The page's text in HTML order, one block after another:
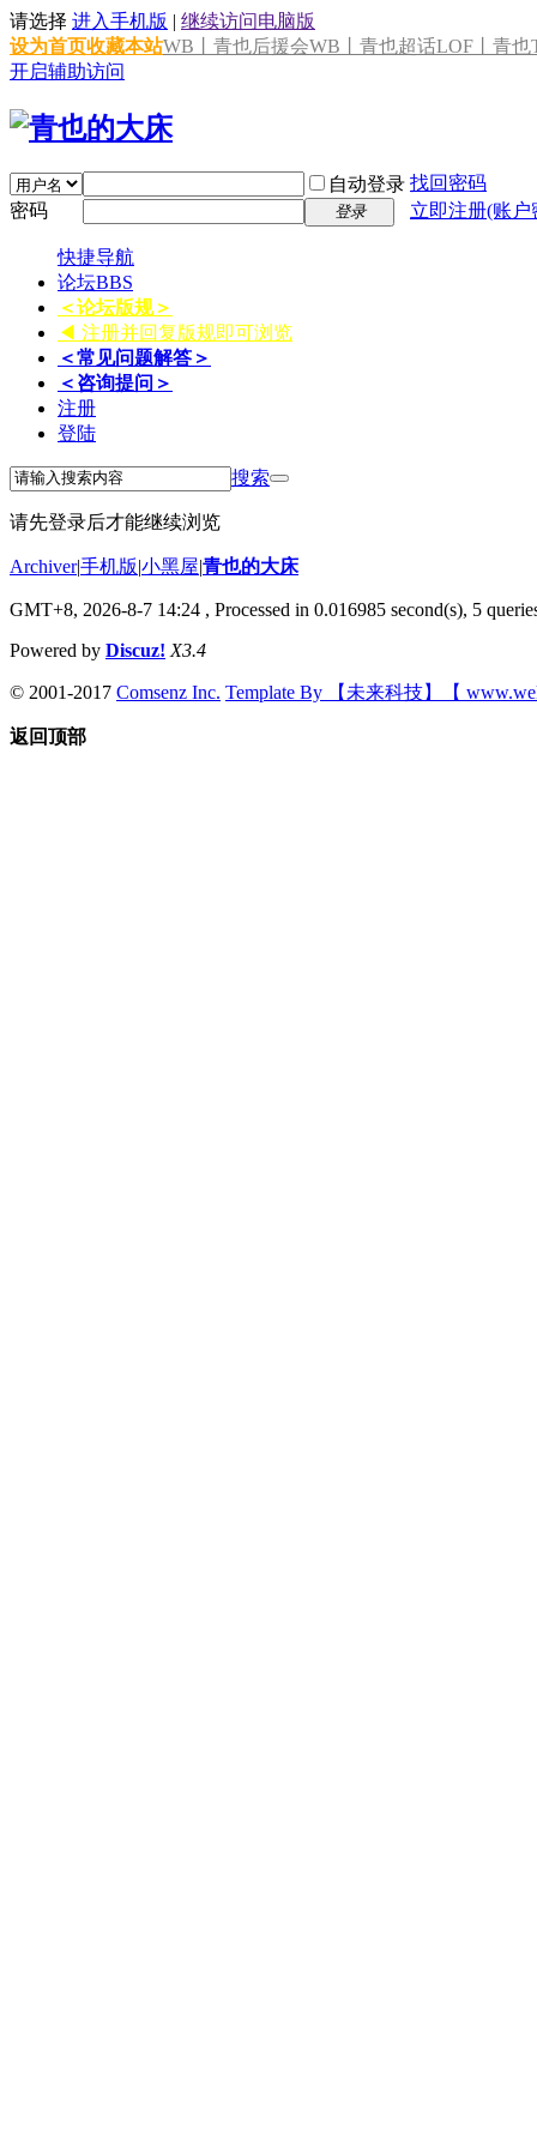
请选择 进入手机版 | 继续访问电脑版
设为首页收藏本站WB丨青也后援会WB丨青也超话LOF丨青也
开启辅助访问
自动登录 找回密码
密码
登录 立即注册(账
快捷导航
论坛BBS
＜论坛版规＞
◀ 注册并回复版规即可浏览
＜常见问题解答＞
＜咨询提问＞
注册
登陆
搜索
请先登录后才能继续浏览
Archiver|手机版|小黑屋|青也的大床
GMT+8, 2026-8-7 14:24 , Processed in 0.016985 second(s), 5
Powered by Discuz! X3.4
© 2001-2017 Comsenz Inc. Template By 【未来科技】【
返回顶部